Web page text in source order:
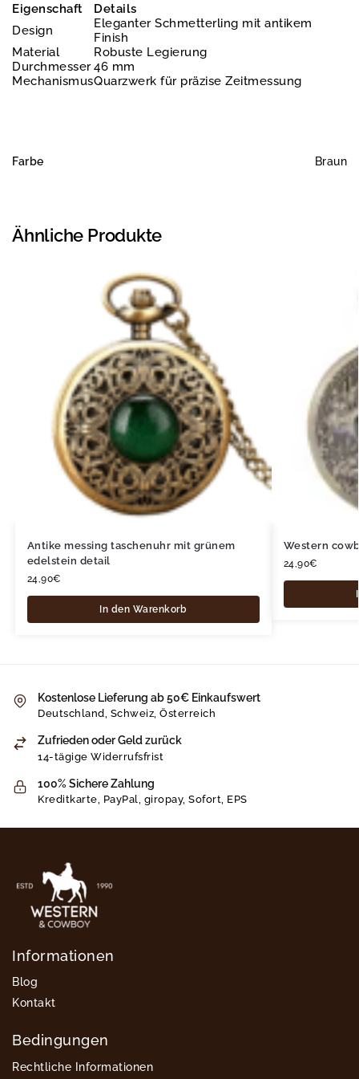
Eigenschaft
Details
Design
Eleganter Schmetterling mit antikem
Finish
Material
Robuste Legierung
Durchmesser46 mm
MechanismusQuarzwerk für präzise Zeitmessung
Farbe Braun
Ähnliche Produkte
Antike messing taschenuhr mit grünem
edelstein detail
24,90€
In den Warenkorb
Western
24,90€
Kostenlose Lieferung ab 50€ Einkaufswert
Deutschland, Schweiz, Österreich
Zufrieden oder Geld zurück
14-tägige Widerrufsfrist
100% Sichere Zahlung
Kreditkarte, PayPal, giropay, Sofort, EPS
Informationen
Blog
Kontakt
Bedingungen
Rechtliche Informationen